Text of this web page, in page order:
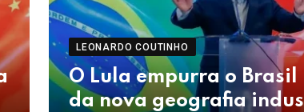
LEONARDO COUTINHO
O Lula empurra o
da nova geografia